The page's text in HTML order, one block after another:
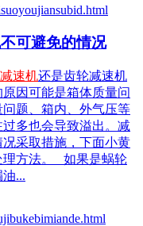
可避免的情况
速机还是齿轮减速机
因可能是箱体质量问
题、箱内、外气压等
多也会导致溢出。减
采取措施，下面小黄
理方法。 如果是蜗轮
...